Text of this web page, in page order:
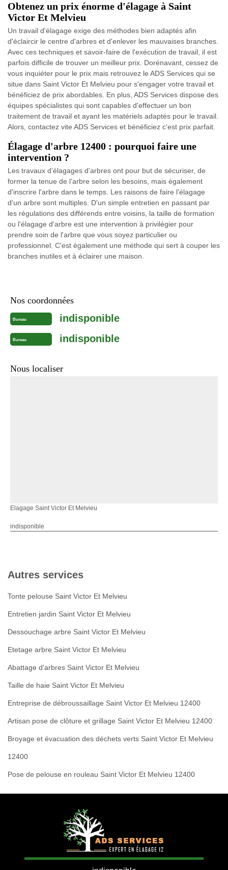
Obtenez un prix énorme d'élagage à Saint
Victor Et Melvieu
Un travail d'élagage exige des méthodes bien adaptés afin
d'éclaircir le centre d'arbres et d'enlever les mauvaises branches.
Avec ces techniques et savoir-faire de l'exécution de travail, il est
parfois difficile de trouver un meilleur prix. Dorénavant, cessez de
vous inquiéter pour le prix mais retrouvez le ADS Services qui se
situe dans Saint Victor Et Melvieu pour s'engager votre travail et
bénéficiez de prix abordables. En plus, ADS Services dispose des
équipes spécialistes qui sont capables d'effectuer un bon
traitement de travail et ayant les matériels adaptés pour le travail.
Alors, contactez vite ADS Services et bénéficiez c'est prix parfait.
Élagage d'arbre 12400 : pourquoi faire une
intervention ?
Les travaux d’élagages d'arbres ont pour but de sécuriser, de
former la tenue de l’arbre selon les besoins, mais également
d'inscrire l'arbre dans le temps. Les raisons de faire l'élagage
d'un arbre sont multiples. D'un simple entretien en passant par
les régulations des différends entre voisins, la taille de formation
ou l'élagage d'arbre est une intervention à privilégier pour
prendre soin de l'arbre que vous soyez particulier ou
professionnel. C'est également une méthode qui sert à couper les
branches inutiles et à éclairer une maison.
Nos coordonnées
Bureau indisponible
Bureau indisponible
Nous localiser
Elagage Saint Victor Et Melvieu
indisponible
Autres services
Tonte pelouse Saint Victor Et Melvieu
Entretien jardin Saint Victor Et Melvieu
Dessouchage arbre Saint Victor Et Melvieu
Etetage arbre Saint Victor Et Melvieu
Abattage d'arbres Saint Victor Et Melvieu
Taille de haie Saint Victor Et Melvieu
Entreprise de débroussaillage Saint Victor Et Melvieu 12400
Artisan pose de clôture et grillage Saint Victor Et Melvieu 12400
Broyage et évacuation des déchets verts Saint Victor Et Melvieu
12400
Pose de pelouse en rouleau Saint Victor Et Melvieu 12400